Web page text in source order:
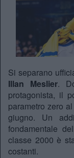
Si separano
Illan Meslier.
protagonista, il
parametro zero
giugno. Un
fondamentale
classe 2000 è
costanti.